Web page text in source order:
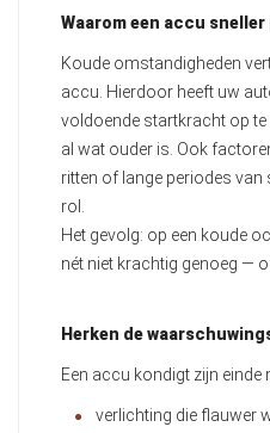
Waarom een accu
Koude omstandigheden
accu. Hierdoor heeft uw
voldoende startkracht op te
al wat ouder is. Ook
ritten of lange periodes van
rol.
Het gevolg: op een koude
nét niet krachtig genoeg —
Herken de
Een accu kondigt zijn einde
verlichting die flauwer